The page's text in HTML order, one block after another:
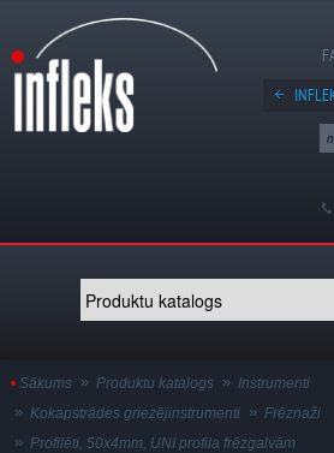
Sākums Produktu katalogs
Instrumenti
Kokapstrādes griezējinstrumenti
Frēznaži
Profilēti, 50x4mm, UNI profila frēzgalvām